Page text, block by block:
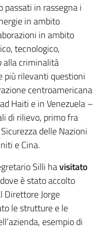
passati in rassegna i
in ambito
in ambito
tecnologico,
alla criminalità
più rilevanti questioni
centroamericana
Haiti e in Venezuela –
di rilievo, primo fra
delle Nazioni
e Cina.
Silli havisitato
è stato accolto
Direttore Jorge
le strutture e le
esempio di